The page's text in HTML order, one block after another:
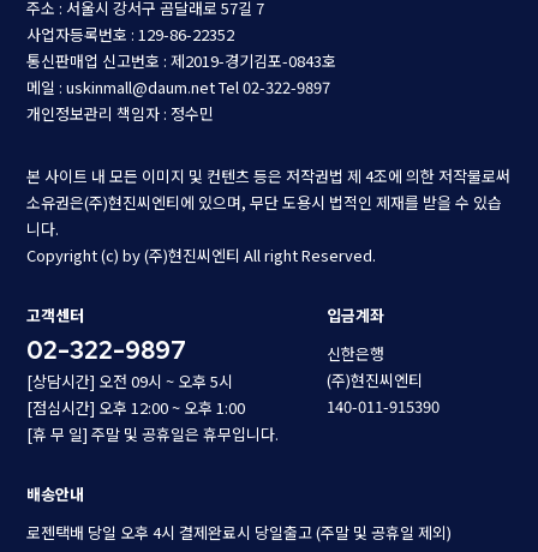
주소 : 서울시 강서구 곰달래로 57길 7
사업자등록번호 : 129-86-22352
통신판매업 신고번호 : 제2019-경기김포-0843호
메일 : uskinmall@daum.netTel 02-322-9897
개인정보관리 책임자 : 정수민
본 사이트 내 모든 이미지 및 컨텐츠 등은 저작권법 제 4조에 의한 저작물로써
소유권은(주)현진씨엔티에 있으며, 무단 도용시 법적인 제재를 받을 수 있습
니다.
Copyright (c) by (주)현진씨엔티 All right Reserved.
고객센터
02-322-9897
[상담시간] 오전 09시 ~ 오후 5시
[점심시간] 오후 12:00 ~ 오후 1:00
[휴 무 일] 주말 및 공휴일은 휴무입니다.
입금계좌
신한은행
(주)현진씨엔티
140-011-915390
배송안내
로젠택배 당일 오후 4시 결제완료시 당일출고 (주말 및 공휴일 제외)